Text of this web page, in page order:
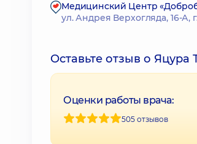
Медицинский Центр
ул. Андрея Верхогляда, 16-А,
Оставьте отзыв о Яцура
Оценки работы врача:
505 отзывов